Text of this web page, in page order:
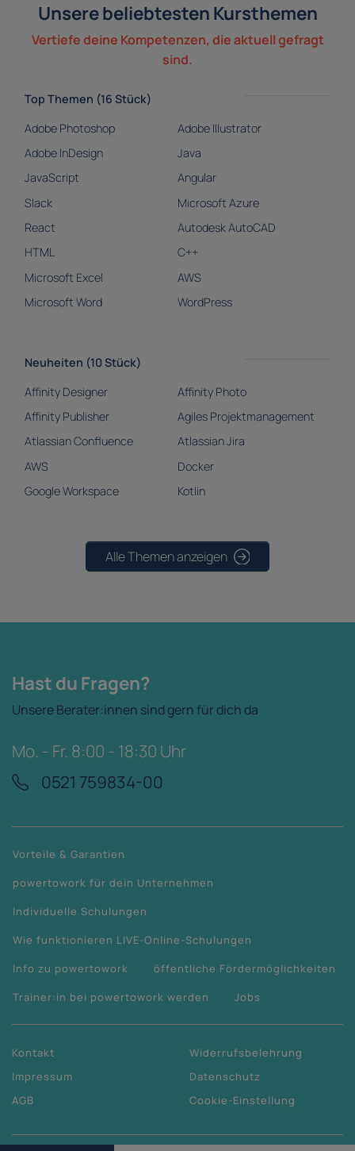
Unsere beliebtesten Kursthemen
Vertiefe deine Kompetenzen, die aktuell gefragt
sind.
Top Themen (16 Stück)
Adobe Photoshop
Adobe Illustrator
Adobe InDesign
Java
JavaScript
Angular
Slack
Microsoft Azure
React
Autodesk AutoCAD
HTML
C++
Microsoft Excel
AWS
Microsoft Word
WordPress
Neuheiten (10 Stück)
Affinity Designer
Affinity Photo
Affinity Publisher
Agiles Projektmanagement
Atlassian Confluence
Atlassian Jira
AWS
Docker
Google Workspace
Kotlin
Alle Themen anzeigen
Hast du Fragen?
Unsere Berater:innen sind gern für dich da
Mo. - Fr. 8:00 - 18:30 Uhr
0521 759834-00
Vorteile & Garantien
powertowork für dein Unternehmen
Individuelle Schulungen
Wie funktionieren LIVE-Online-Schulungen
Info zu powertowork
öffentliche Fördermöglichkeiten
Trainer:in bei powertowork werden
Jobs
Kontakt
Impressum
AGB
Widerrufsbelehrung
Datenschutz
Cookie-Einstellung